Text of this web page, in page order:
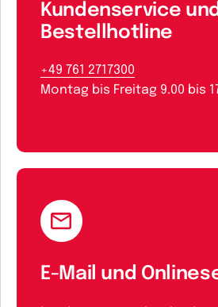
Kundenservice
Bestellhotline
+49 761 2717300
Montag bis Freitag 9.00 bis
E-Mail und